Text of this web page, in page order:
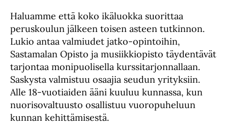
Haluamme että koko ikäluokka suorittaa
peruskoulun jälkeen toisen asteen tutkinnon.
Lukio antaa valmiudet jatko-opintoihin,
Sastamalan Opisto ja musiikkiopisto täydentävät
tarjontaa monipuolisella kurssitarjonnallaan.
Saskysta valmistuu osaajia seudun yrityksiin.
Alle 18-vuotiaiden ääni kuuluu kunnassa, kun
nuorisovaltuusto osallistuu vuoropuheluun
kunnan kehittämisestä.